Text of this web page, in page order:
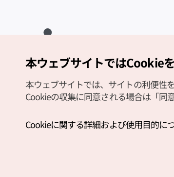
Copyright (c) Korea Tourism Organization All Rights
サイトエラー報告
公式メール
本ウェブサイトではCookieを
本ウェブサイトでは、サイトの利便性
Cookieの収集に同意される場合は「同
Cookieに関する詳細および使用目的に